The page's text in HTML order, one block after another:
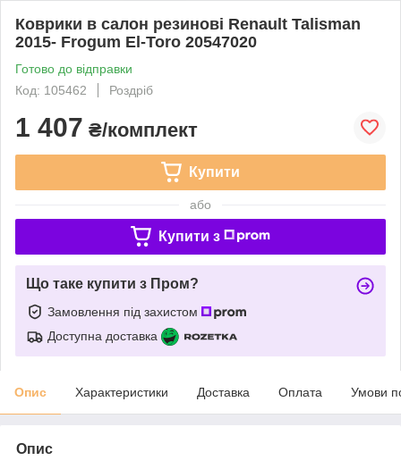
Коврики в салон резинові Renault Talisman
2015- Frogum El-Toro 20547020
Готово до відправки
Код: 105462
Роздріб
1 407 ₴/комплект
Купити
або
Купити з
Що таке купити з Пром?
Замовлення під захистом
Доступна доставка
Опис Характеристики Доставка Оплата Умови
Опис